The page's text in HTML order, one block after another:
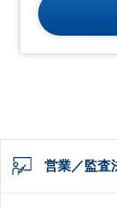
営業／監査